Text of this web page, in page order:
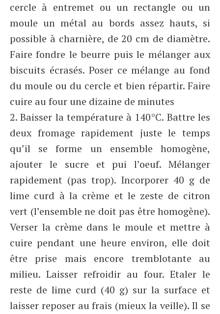
cercle à entremet ou un rectangle ou un
moule un métal au bords assez hauts, si
possible à charnière, de 20 cm de diamètre.
Faire fondre le beurre puis le mélanger aux
biscuits écrasés. Poser ce mélange au fond
du moule ou du cercle et bien répartir. Faire
cuire au four une dizaine de minutes
2. Baisser la température à 140°C. Battre les
deux fromage rapidement juste le temps
qu’il se forme un ensemble homogène,
ajouter le sucre et pui l’oeuf. Mélanger
rapidement (pas trop). Incorporer 40 g de
lime curd à la crème et le zeste de citron
vert (l’ensemble ne doit pas être homogène).
Verser la crème dans le moule et mettre à
cuire pendant une heure environ, elle doit
être prise mais encore tremblotante au
milieu. Laisser refroidir au four. Etaler le
reste de lime curd (40 g) sur la surface et
laisser reposer au frais (mieux la veille). Il se